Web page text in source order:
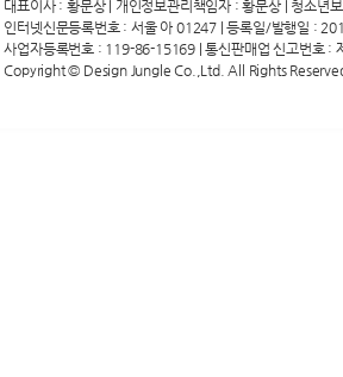
대표이사 : 황문상 | 개인정보관리책임자 : 황문상 | 청소년
인터넷신문등록번호 : 서울 아 01247 | 등록일/발행일 :
사업자등록번호 : 119-86-15169 | 통신판매업 신고번호
Copyright © Design Jungle Co.,Ltd. All Rights